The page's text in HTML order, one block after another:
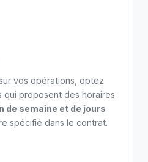
vos opérations, optez
proposent des horaires
de semaine et de jours
spécifié dans le contrat.